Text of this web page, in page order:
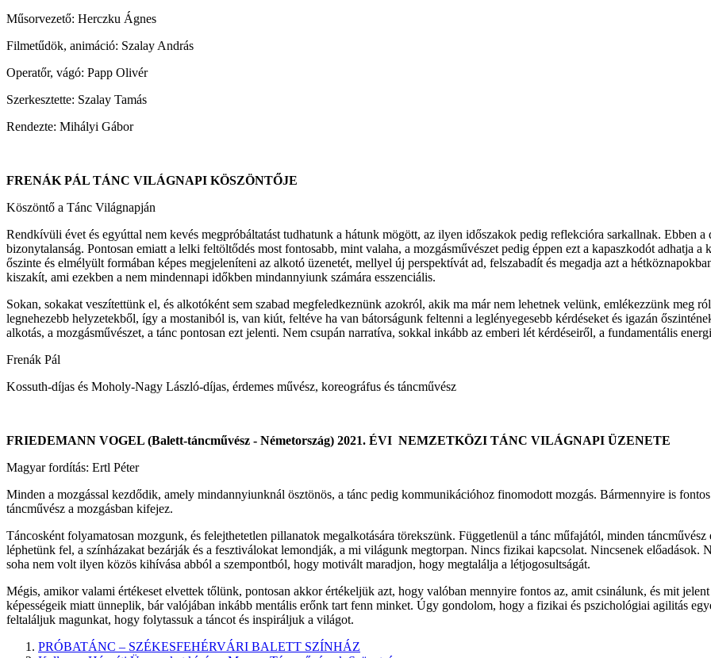
Műsorvezető: Herczku Ágnes
Filmetűdök, animáció: Szalay András
Operatőr, vágó: Papp Olivér
Szerkesztette: Szalay Tamás
Rendezte: Mihályi Gábor
FRENÁK PÁL TÁNC VILÁGNAPI KÖSZÖNTŐJE
Köszöntő a Tánc Világnapján
Rendkívüli évet és egyúttal nem kevés megpróbáltatást tudhatunk a hátunk mögött, az ilyen időszakok pedig reflekcióra sarkallnak. Ebben
bizonytalanság. Pontosan emiatt a lelki feltöltődés most fontosabb, mint valaha, a mozgásművészet pedig éppen ezt a kapaszkodót adhatja
őszinte és elmélyült formában képes megjeleníteni az alkotó üzenetét, mellyel új perspektívát ad, felszabadít és megadja azt a
kiszakít, ami ezekben a nem mindennapi időkben mindannyiunk számára esszenciális.
Sokan, sokakat veszítettünk el, és alkotóként sem szabad megfeledkeznünk azokról, akik ma már nem lehetnek velünk, emlékezzünk meg
legnehezebb helyzetekből, így a mostaniból is, van kiút, feltéve ha van bátorságunk feltenni a leglényegesebb kérdéseket és igazán
alkotás, a mozgásművészet, a tánc pontosan ezt jelenti. Nem csupán narratíva, sokkal inkább az emberi lét kérdéseiről, a fundamentális
Frenák Pál
Kossuth-díjas és Moholy-Nagy László-díjas, érdemes művész, koreográfus és táncművész
FRIEDEMANN VOGEL (Balett-táncművész - Németország) 2021. ÉVI NEMZETKÖZI TÁNC VILÁGNAPI ÜZENETE
Magyar fordítás: Ertl Péter
Minden a mozgással kezdődik, amely mindannyiunknál ösztönös, a tánc pedig kommunikációhoz finomodott mozgás. Bármennyire is
táncművész a mozgásban kifejez.
Táncosként folyamatosan mozgunk, és felejthetetlen pillanatok megalkotására törekszünk. Függetlenül a tánc műfajától, minden
léphetünk fel, a színházakat bezárják és a fesztiválokat lemondják, a mi világunk megtorpan. Nincs fizikai kapcsolat. Nincsenek előadások.
soha nem volt ilyen közös kihívása abból a szempontból, hogy motivált maradjon, hogy megtalálja a létjogosultságát.
Mégis, amikor valami értékeset elvettek tőlünk, pontosan akkor értékeljük azt, hogy valóban mennyire fontos az, amit csinálunk, és mit
képességeik miatt ünneplik, bár valójában inkább mentális erőnk tart fenn minket. Úgy gondolom, hogy a fizikai és pszichológiai agilitás
feltaláljuk magunkat, hogy folytassuk a táncot és inspiráljuk a világot.
PRÓBATÁNC – SZÉKESFEHÉRVÁRI BALETT SZÍNHÁZ